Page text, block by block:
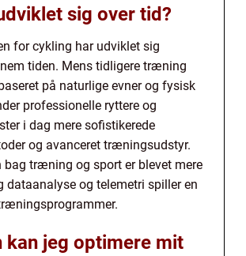
sig over tid?
for cykling har udviklet sig
tiden. Mens tidligere træning
på naturlige evner og fysisk
professionelle ryttere og
i dag mere sofistikerede
og avanceret træningsudstyr.
bag træning og sport er blevet mere
dataanalyse og telemetri spiller en
kan jeg optimere mit